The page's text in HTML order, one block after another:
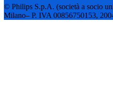
© Philips S.p.A. (società a socio
Milano– P. IVA 00856750153,